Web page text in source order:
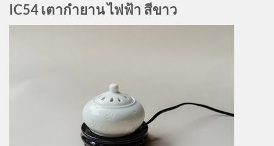
IC54 เตากำยาน ไฟฟ้า สีขาว